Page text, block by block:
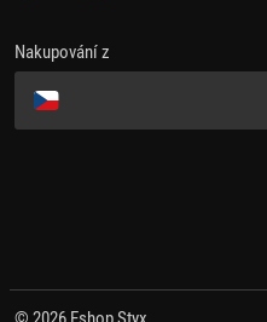
Nakupování z